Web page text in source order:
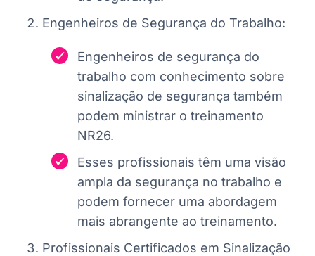
Engenheiros de Segurança do Trabalho:
Engenheiros de segurança do
trabalho com conhecimento sobre
sinalização de segurança também
podem ministrar o treinamento
NR26.
Esses profissionais têm uma visão
ampla da segurança no trabalho e
podem fornecer uma abordagem
mais abrangente ao treinamento.
Profissionais Certificados em Sinalização